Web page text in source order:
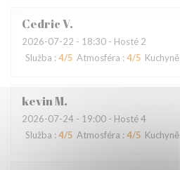
CedricV
2026-07-22 - 18:30 - Hosté 2
Služba : 4/5 Atmosféra : 4/5 Kuchyně
kevinM
2026-07-24 - 19:00 - Hosté 4
Služba : 4/5 Atmosféra : 4/5 Kuchyně